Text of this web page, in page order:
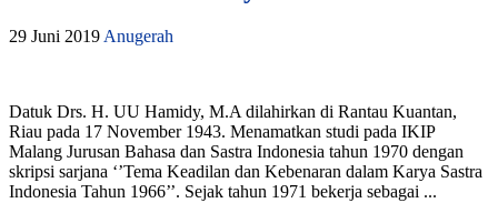
29 Juni 2019 Anugerah
Datuk Drs. H. UU Hamidy, M.A dilahirkan di Rantau Kuantan,
Riau pada 17 November 1943. Menamatkan studi pada IKIP
Malang Jurusan Bahasa dan Sastra Indonesia tahun 1970 dengan
skripsi sarjana ‘’Tema Keadilan dan Kebenaran dalam Karya Sastra
Indonesia Tahun 1966’’. Sejak tahun 1971 bekerja sebagai ...